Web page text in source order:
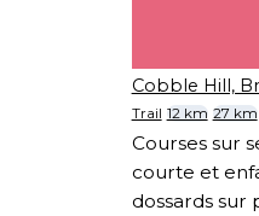
Cobble Hill,
Trail 12 km 27 km
Courses sur
courte et
dossards